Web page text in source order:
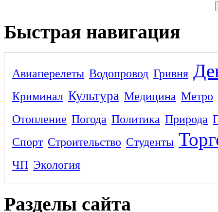
Быстрая навигация
Авиаперелеты Водопровод Гривня
Криминал Культура Медицина Метро
Отопление Погода Политика Природа
Спорт Строительство Студенты
ЧП Экология
Разделы сайта